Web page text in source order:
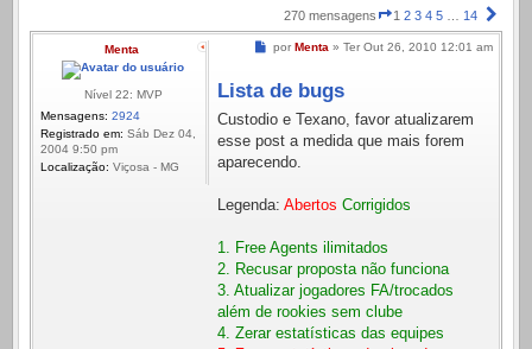
270 mensagens Página
1
de
1 2 3 4 5 14
Menta
Nível 22: MVP
Mensagens: 2924
Registrado em: Sáb Dez 04,
2004 9:50 pm
Localização: Viçosa - MG
Mensagem
por Menta » Ter Out 26, 2010 12:01 am
Lista de bugs
Custodio e Texano, favor atualizarem
esse post a medida que mais forem
aparecendo.
Legenda: Abertos Corrigidos
1. Free Agents ilimitados
2. Recusar proposta não funciona
3. Atualizar jogadores FA/trocados
além de rookies sem clube
4. Zerar estatísticas das equipes